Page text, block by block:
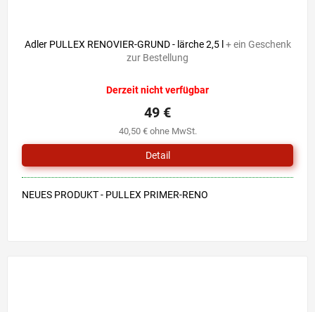
Adler PULLEX RENOVIER-GRUND - lärche 2,5 l + ein Geschenk
zur Bestellung
Derzeit nicht verfügbar
40,50 € ohne MwSt.
49 €
Detail
NEUES PRODUKT - PULLEX PRIMER-RENO